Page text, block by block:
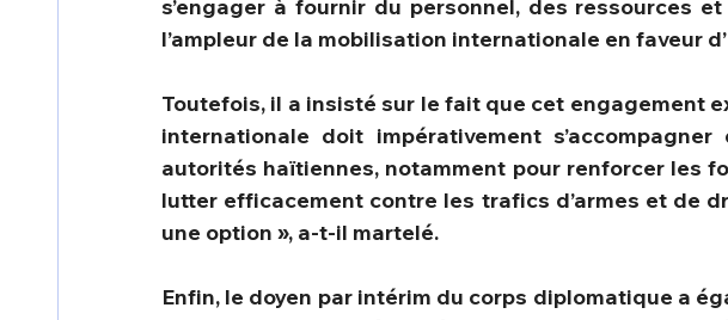
s’engager à fournir du personnel, des ressources
l’ampleur de la mobilisation internationale en faveur
Toutefois, il a insisté sur le fait que cet engagement
internationale doit impérativement
autorités haïtiennes, notamment pour renforcer les
lutter efficacement contre les trafics d’armes et de
une option », a-t-il martelé.
Enfin, le doyen par intérim du corps diplomatique a